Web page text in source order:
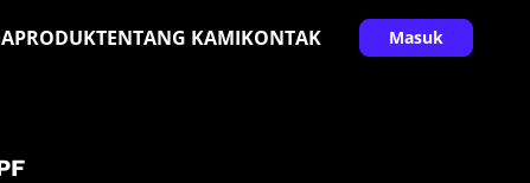
PRODUKTENTANG KAMIKONTAK Masuk